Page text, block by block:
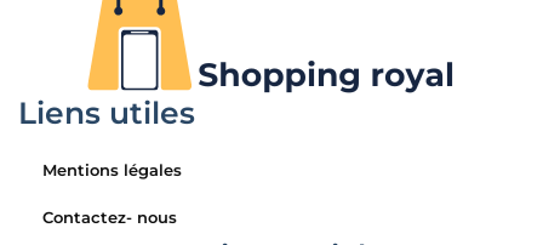
Liens utiles
Mentions légales
Contactez- nous